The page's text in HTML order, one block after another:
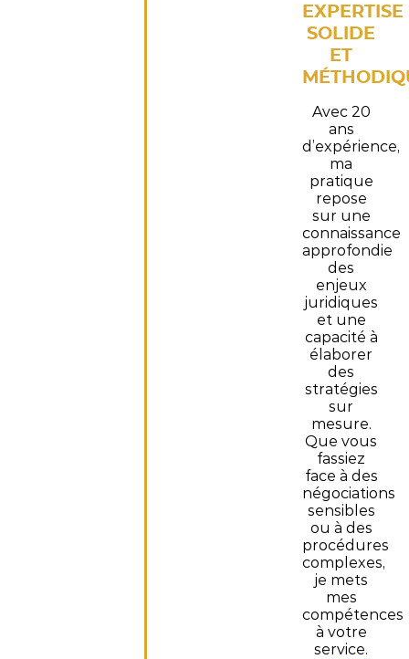
EXPERTISE
SOLIDE
ET
Avec 20
ans
d’expérience,
ma
pratique
repose
sur une
connaissance
approfondie
des
enjeux
juridiques
et une
capacité à
élaborer
des
stratégies
sur
mesure.
Que vous
fassiez
face à des
négociations
sensibles
ou à des
procédures
complexes,
je mets
mes
compétences
à votre
service.